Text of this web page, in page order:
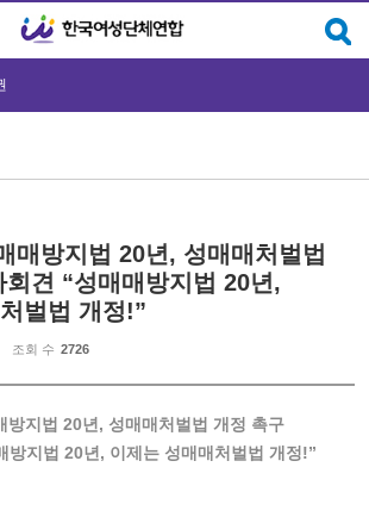
매방지법 20년, 성매매처벌법
견 “성매매방지법 20년,
벌법 개정!”
조회 수 2726
방지법 20년, 성매매처벌법 개정 촉구
방지법 20년, 이제는 성매매처벌법 개정!”